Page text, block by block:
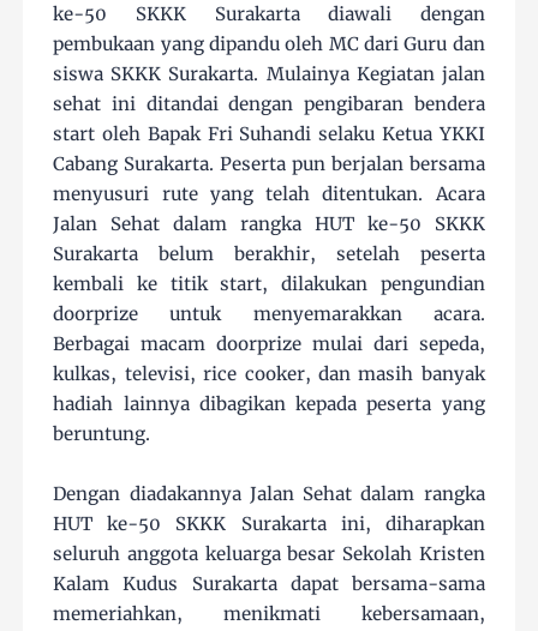
ke-50 SKKK Surakarta diawali dengan
pembukaan yang dipandu oleh MC dari Guru dan
siswa SKKK Surakarta. Mulainya Kegiatan jalan
sehat ini ditandai dengan pengibaran bendera
start oleh Bapak Fri Suhandi selaku Ketua YKKI
Cabang Surakarta. Peserta pun berjalan bersama
menyusuri rute yang telah ditentukan. Acara
Jalan Sehat dalam rangka HUT ke-50 SKKK
Surakarta belum berakhir, setelah peserta
kembali ke titik start, dilakukan pengundian
doorprize untuk menyemarakkan acara.
Berbagai macam doorprize mulai dari sepeda,
kulkas, televisi, rice cooker, dan masih banyak
hadiah lainnya dibagikan kepada peserta yang
beruntung.
Dengan diadakannya Jalan Sehat dalam rangka
HUT ke-50 SKKK Surakarta ini, diharapkan
seluruh anggota keluarga besar Sekolah Kristen
Kalam Kudus Surakarta dapat bersama-sama
memeriahkan, menikmati kebersamaan,